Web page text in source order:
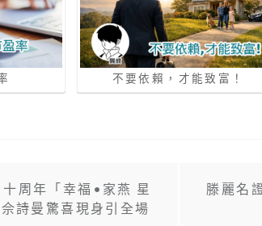
不要依賴，才能致富！
十周年「幸福•家燕 星
詩曼驚喜現身引全場
滕麗名